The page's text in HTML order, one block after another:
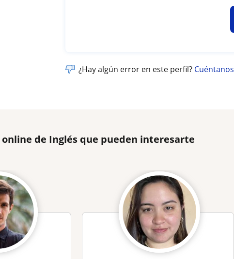
¿Hay algún error en este perfil? Cuéntanos
de Inglés que pueden interesarte